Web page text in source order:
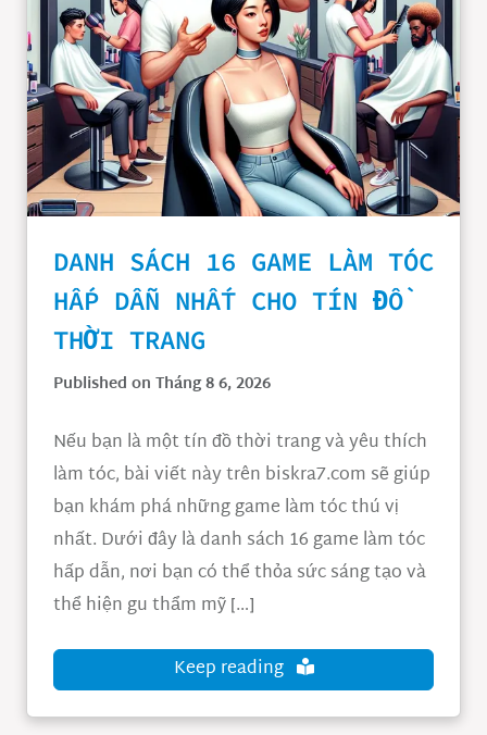
DANH SÁCH 16 GAME LÀM TÓC
HẤP DẪN NHẤT CHO TÍN ĐỒ
THỜI TRANG
Published on Tháng 8 6, 2026
Nếu bạn là một tín đồ thời trang và yêu thích
làm tóc, bài viết này trên biskra7.com sẽ giúp
bạn khám phá những game làm tóc thú vị
nhất. Dưới đây là danh sách 16 game làm tóc
hấp dẫn, nơi bạn có thể thỏa sức sáng tạo và
thể hiện gu thẩm mỹ […]
Keep reading